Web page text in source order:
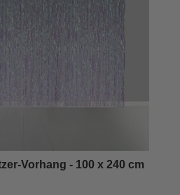
Vorhang - 100 x 240 cm